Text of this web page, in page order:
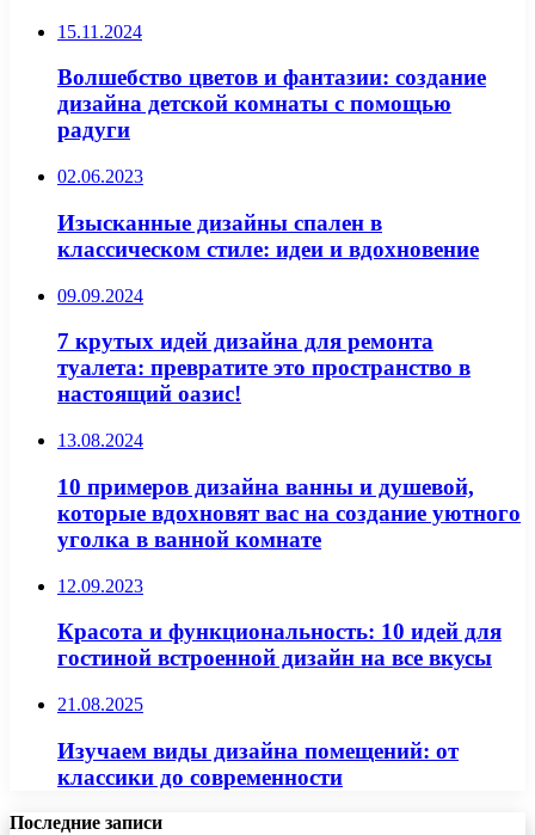
15.11.2024
Волшебство цветов и фантазии: создание
дизайна детской комнаты с помощью
радуги
02.06.2023
Изысканные дизайны спален в
классическом стиле: идеи и вдохновение
09.09.2024
7 крутых идей дизайна для ремонта
туалета: превратите это пространство в
настоящий оазис!
13.08.2024
10 примеров дизайна ванны и душевой,
которые вдохновят вас на создание уютного
уголка в ванной комнате
12.09.2023
Красота и функциональность: 10 идей для
гостиной встроенной дизайн на все вкусы
21.08.2025
Изучаем виды дизайна помещений: от
классики до современности
Последние записи